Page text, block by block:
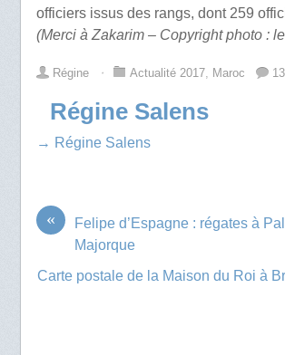
officiers issus des rangs, dont 259
(Merci à Zakarim – Copyright photo :
Régine ⋅ Actualité 2017, Maroc
Régine Salens
→ Régine Salens
«
Felipe d’Espagne : régates à
Majorque
Carte postale de la Maison du Roi à